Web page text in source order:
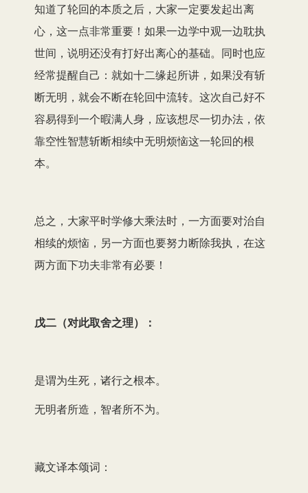
知道了轮回的本质之后，大家一定要发起出离
心，这一点非常重要！如果一边学中观一边耽执
世间，说明还没有打好出离心的基础。同时也应
经常提醒自己：就如十二缘起所讲，如果没有斩
断无明，就会不断在轮回中流转。这次自己好不
容易得到一个暇满人身，应该想尽一切办法，依
靠空性智慧斩断相续中无明烦恼这一轮回的根
本。
总之，大家平时学修大乘法时，一方面要对治自
相续的烦恼，另一方面也要努力断除我执，在这
两方面下功夫非常有必要！
戊二（对此取舍之理）：
是谓为生死，诸行之根本。
无明者所造，智者所不为。
藏文译本颂词：